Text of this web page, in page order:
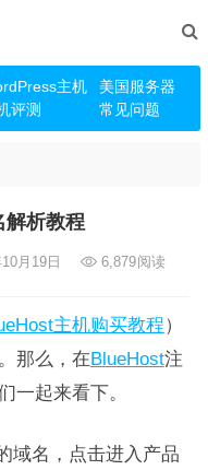
主机
美国服务器
评测 常见问题
析教程
月19日 6,879阅读
主机购买教程）
那么，在BlueHost注
一起来看下。
域名，点击进入产品